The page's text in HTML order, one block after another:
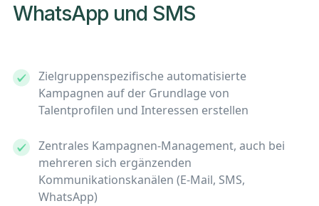
WhatsApp und SMS
Zielgruppenspezifische automatisierte
Kampagnen auf der Grundlage von
Talentprofilen und Interessen erstellen
Zentrales Kampagnen-Management, auch bei
mehreren sich ergänzenden
Kommunikationskanälen (E-Mail, SMS,
WhatsApp)